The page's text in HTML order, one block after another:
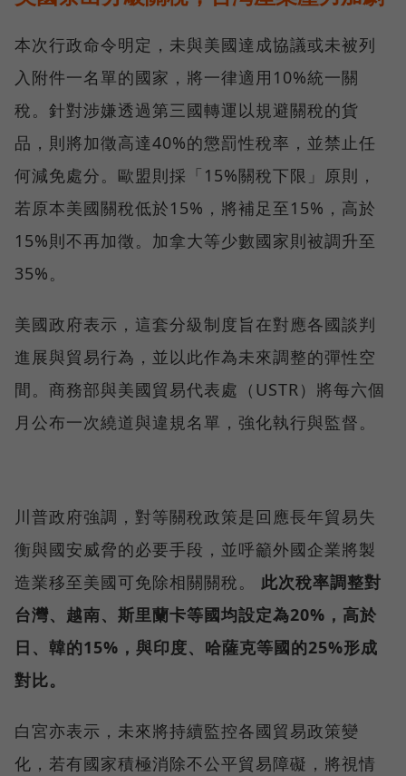
本次行政命令明定，未與美國達成協議或未被列
入附件一名單的國家，將一律適用10%統一關
稅。針對涉嫌透過第三國轉運以規避關稅的貨
品，則將加徵高達40%的懲罰性稅率，並禁止任
何減免處分。歐盟則採「15%關稅下限」原則，
若原本美國關稅低於15%，將補足至15%，高於
15%則不再加徵。加拿大等少數國家則被調升至
35%。
美國政府表示，這套分級制度旨在對應各國談判
進展與貿易行為，並以此作為未來調整的彈性空
間。商務部與美國貿易代表處（USTR）將每六個
月公布一次繞道與違規名單，強化執行與監督。
川普政府強調，對等關稅政策是回應長年貿易失
衡與國安威脅的必要手段，並呼籲外國企業將製
造業移至美國可免除相關關稅。 此次稅率調整對
台灣、越南、斯里蘭卡等國均設定為20%，高於
日、韓的15%，與印度、哈薩克等國的25%形成
對比。
白宮亦表示，未來將持續監控各國貿易政策變
化，若有國家積極消除不公平貿易障礙，將視情